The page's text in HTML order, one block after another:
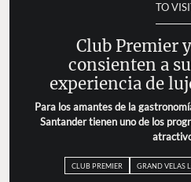
TO
Club Premier
consienten a
experiencia de
Para los amantes de la
Santander tienen uno de los
CLUB PREMIER GRAND VELAS